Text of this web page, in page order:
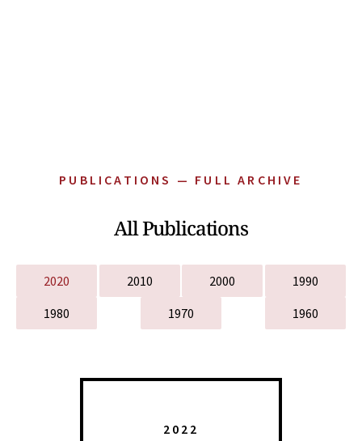
PUBLICATIONS — FULL ARCHIVE
All Publications
2020 2010 2000
1990
1980
1970 1960
2022